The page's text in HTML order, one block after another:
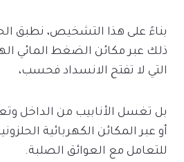
بناءً على هذا التشخيص، نطبق
ذلك عبر مكائن الضغط المائي
التي لا تفتح الانسداد فحسب،
بل تغسل الأنابيب من الداخل
أو عبر المكائن الكهربائية
للتعامل مع العوائق الصلبة.